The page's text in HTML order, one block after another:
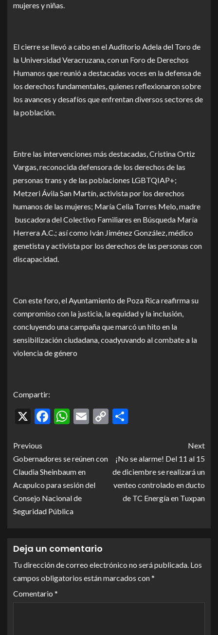
mujeres y niñas.
El cierre se llevó a cabo en el Auditorio Adela del Toro de
la Universidad Veracruzana, con un Foro de Derechos
Humanos que reunió a destacadas voces en la defensa de
los derechos fundamentales, quienes reflexionaron sobre
los avances y desafíos que enfrentan diversos sectores de
la población.
Entre las intervenciones más destacadas, Cristina Ortiz
Vargas, reconocida defensora de los derechos de las
personas trans y de las poblaciones LGBTQIAP+;
Metzeri Ávila San Martín, activista por los derechos
humanos de las mujeres; María Celia Torres Melo, madre
buscadora del Colectivo Familiares en Búsqueda María
Herrera A.C.; así como Iván Jiménez González, médico
genetista y activista por los derechos de las personas con
discapacidad.
Con este foro, el Ayuntamiento de Poza Rica reafirma su
compromiso con la justicia, la equidad y la inclusión,
concluyendo una campaña que marcó un hito en la
sensibilización ciudadana, coadyuvando al combate a la
violencia de género
Compartir:
X Facebook
WhatsApp
Email
Copy
Previous
Gobernadores se reúnen con
Claudia Sheinbaum en
Acapulco para sesión del
Consejo Nacional de
Seguridad Pública
Next
¡No se alarme! Del 11 al 15
de diciembre se realizará un
venteo controlado en ducto
de TC Energía en Tuxpan
Deja un comentario
Tu dirección de correo electrónico no será publicada. Los
campos obligatorios están marcados con*
Comentario *